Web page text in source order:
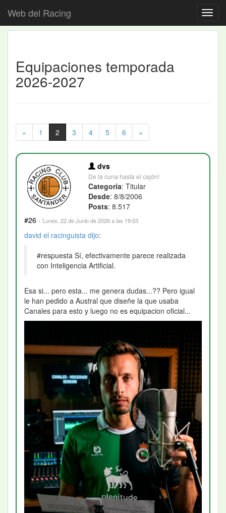
Web del Racing
Equipaciones temporada
2026-2027
« 1 2 3 4 5 6 »
dvs
De la cuna hasta el cajón!
Categoría: Titular
Desde: 8/8/2006
Posts: 8.517
#26 · Lunes, 22 de Junio de 2026 a las 19:53
david el racinguista dijo:
#respuesta Sí, efectivamente parece realizada
con Inteligencia Artificial.
Esa si... pero esta... me genera dudas...?? Pero igual
le han pedido a Austral que diseñe la que usaba
Canales para esto y luego no es equipacion oficial...